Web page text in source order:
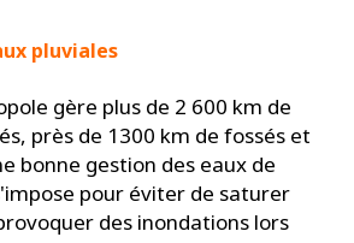
pluviales
gère plus de 2 600 km de
près de 1300 km de fossés et
bonne gestion des eaux de
pour éviter de saturer
des inondations lors